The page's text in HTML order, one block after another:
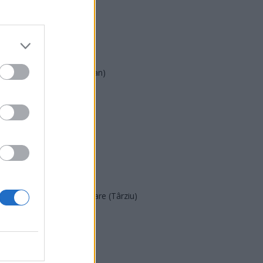
Forța Dreptei (L. Orban)
REPER
SOS (Șoșoacă)
POT (Gavrilă)
Acțiunea Conservatoare (Târziu)
PUSL (D. Voiculescu)